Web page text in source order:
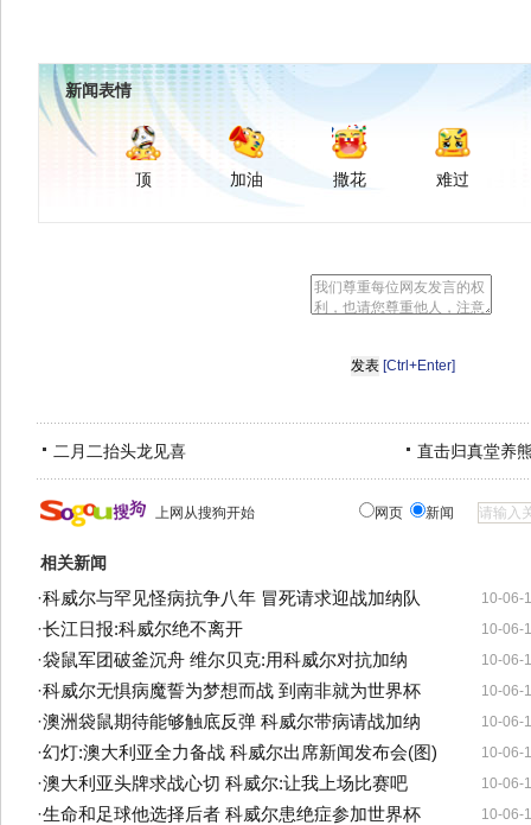
新闻表情
顶 加油 撒花 难过
[Ctrl+Enter]
二月二抬头龙见喜 直击归真堂养
上网从搜狗开始 网页 新闻
相关新闻
10-06-
·科威尔与罕见怪病抗争八年 冒死请求迎战加纳队
10-06-
·长江日报:科威尔绝不离开
10-06-
·袋鼠军团破釜沉舟 维尔贝克:用科威尔对抗加纳
10-06-
·科威尔无惧病魔誓为梦想而战 到南非就为世界杯
10-06-
·澳洲袋鼠期待能够触底反弹 科威尔带病请战加纳
10-06-
·幻灯:澳大利亚全力备战 科威尔出席新闻发布会(图)
10-06-
·澳大利亚头牌求战心切 科威尔:让我上场比赛吧
10-06-
·生命和足球他选择后者 科威尔患绝症参加世界杯